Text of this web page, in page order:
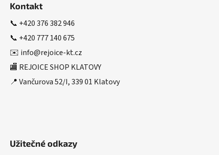
Kontakt
📞 +420 376 382 946
📞 +420 777 140 675
✉️ info@rejoice-kt.cz
🏬 REJOICE SHOP KLATOVY
📍 Vančurova 52/I, 339 01 Klatovy
Užitečné odkazy